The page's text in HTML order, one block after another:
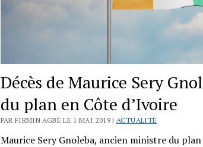
Décès de Maurice Sery
du plan en Côte d’Ivoire
PAR FIRMIN AGBÉ LE 1 MAI 2019 |ACTUALITÉ
Maurice Sery Gnoleba, ancien ministre du